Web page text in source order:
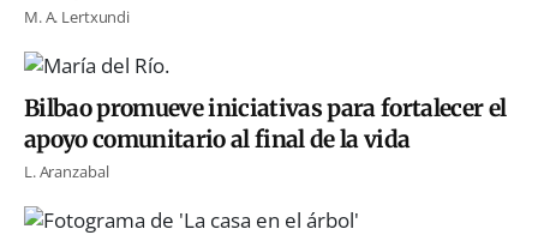
M. A. Lertxundi
Bilbao promueve iniciativas para fortalecer el
apoyo comunitario al final de la vida
L. Aranzabal